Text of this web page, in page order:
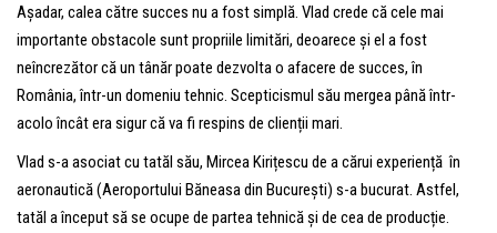
Așadar, calea către succes nu a fost simplă. Vlad crede că cele mai
importante obstacole sunt propriile limitări, deoarece și el a fost
neîncrezător că un tânăr poate dezvolta o afacere de succes, în
România, într-un domeniu tehnic. Scepticismul său mergea până într-
acolo încât era sigur că va fi respins de clienții mari.
Vlad s-a asociat cu tatăl său, Mircea Kirițescu de a cărui experiență în
aeronautică (Aeroportului Băneasa din București) s-a bucurat. Astfel,
tatăl a început să se ocupe de partea tehnică și de cea de producție.